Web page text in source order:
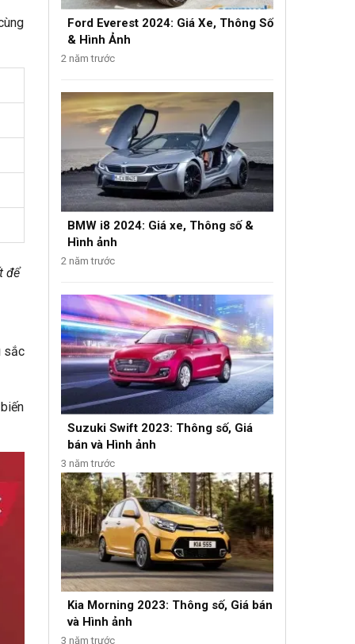
để
sắc
Ford Everest 2024: Giá Xe, Thông Số
& Hình Ảnh
2 năm trước
BMW i8 2024: Giá xe, Thông số &
Hình ảnh
2 năm trước
Suzuki Swift 2023: Thông số, Giá
bán và Hình ảnh
3 năm trước
Kia Morning 2023: Thông số, Giá bán
và Hình ảnh
3 năm trước